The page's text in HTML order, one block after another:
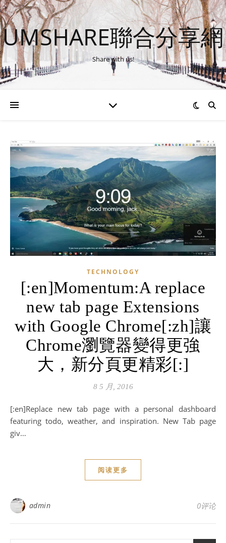
UMSHARE聯合分享網
Share with us!
TECHNOLOGY
[:en]Momentum:A replace
new tab page Extensions
with Google Chrome[:zh]讓
Chrome瀏覽器變得更強
大，新分頁更精彩[:]
8 5 月, 2016
[:en]Replace new tab page with a personal dashboard
featuring todo, weather, and inspiration. New Tab page
giv…
阅读更多
admin 0评论